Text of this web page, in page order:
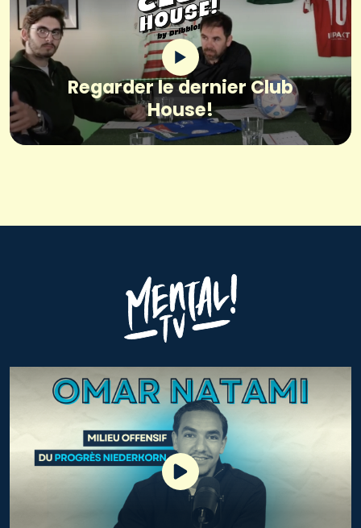
Regarder le dernier Club
House!